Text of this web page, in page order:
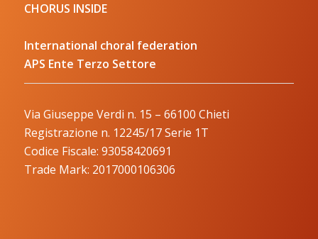
CHORUS INSIDE
International choral federation
APS Ente Terzo Settore
Via Giuseppe Verdi n. 15 – 66100 Chieti
Registrazione n. 12245/17 Serie 1T
Codice Fiscale: 93058420691
Trade Mark: 2017000106306